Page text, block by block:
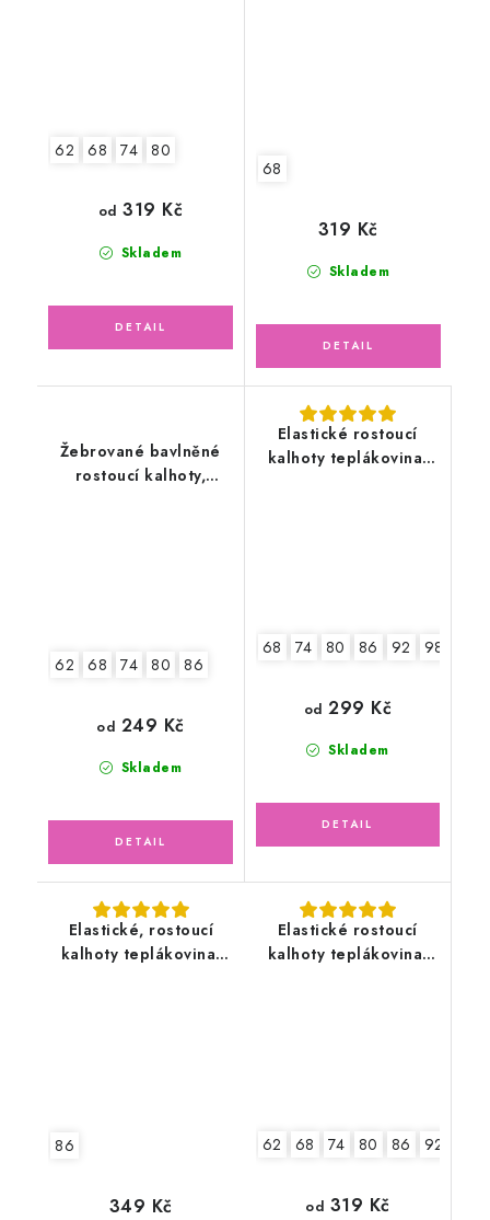
62 68 74 80
Skladem
od 319 Kč
68
Skladem
319 Kč
Žebrované bavlněné
rostoucí kalhoty,
62 68 74 80 86
Skladem
od 249 Kč
Elastické rostoucí
kalhoty teplákovina,
68 74 80 86 92 98
Skladem
od 299 Kč
Elastické, rostoucí
kalhoty teplákovina,
86
349 Kč
Elastické rostoucí
kalhoty teplákovina,
62 68 74 80 86 92
od 319 Kč